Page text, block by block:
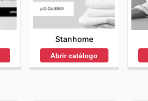
Stanhome
Abrir catálogo